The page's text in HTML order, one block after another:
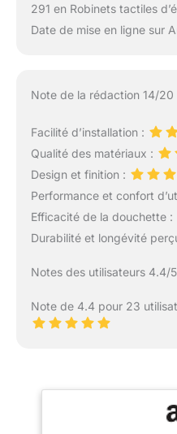
291 en Robinets tactiles
Date de mise en ligne sur
Note de la rédaction 14/20
Facilité d’installation :
Qualité des matériaux :
Design et finition :
Performance et confort
Efficacité de la douchette :
Durabilité et longévité
Notes des utilisateurs 4.4/5
Note de 4.4 pour 23